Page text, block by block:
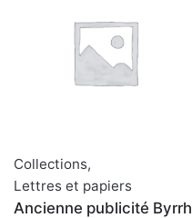
Collections,
Lettres et papiers
Ancienne publicité Byrrh